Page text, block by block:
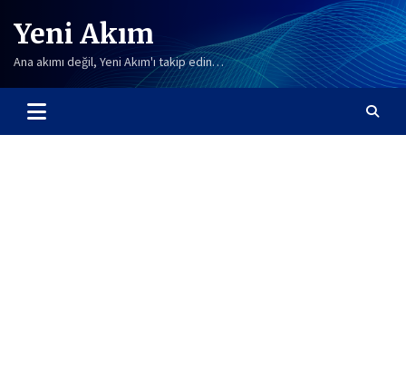
content
Yeni Akım
Ana akımı değil, Yeni Akım'ı takip edin…